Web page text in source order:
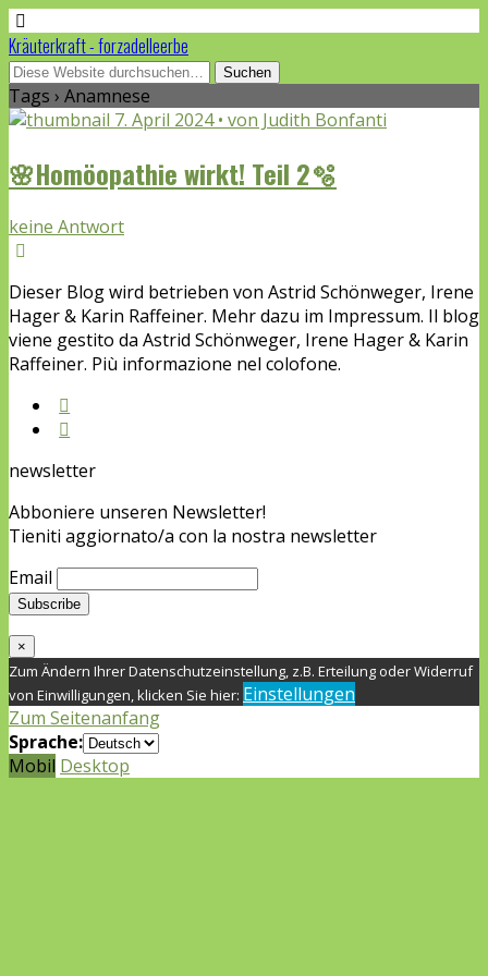
Kräuterkraft - forzadelleerbe
Tags › Anamnese
7. April 2024 • von Judith Bonfanti
🌸Homöopathie wirkt! Teil 2🫧
keine Antwort
Dieser Blog wird betrieben von Astrid Schönweger, Irene
Hager & Karin Raffeiner. Mehr dazu im Impressum. Il blog
viene gestito da Astrid Schönweger, Irene Hager & Karin
Raffeiner. Più informazione nel colofone.
newsletter
Abboniere unseren Newsletter!
Tieniti aggiornato/a con la nostra newsletter
Email
×
Zum Ändern Ihrer Datenschutzeinstellung, z.B. Erteilung oder Widerruf
von Einwilligungen, klicken Sie hier: Einstellungen
Zum Seitenanfang
Sprache:
Mobil Desktop